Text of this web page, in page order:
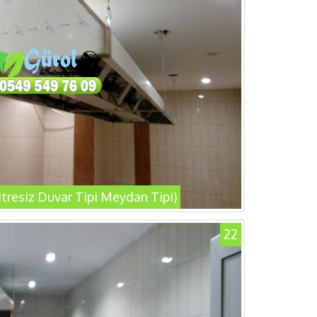
Duvar Tipi Meydan Tipi)
22